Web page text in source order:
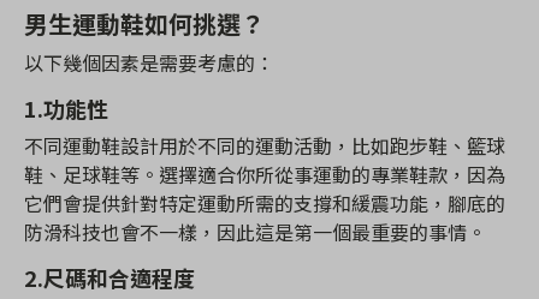
男生運動鞋如何挑選？
以下幾個因素是需要考慮的：
1.功能性
不同運動鞋設計用於不同的運動活動，比如跑步鞋、籃球
鞋、足球鞋等。選擇適合你所從事運動的專業鞋款，因為
它們會提供針對特定運動所需的支撐和緩震功能，腳底的
防滑科技也會不一樣，因此這是第一個最重要的事情。
2.尺碼和合適程度